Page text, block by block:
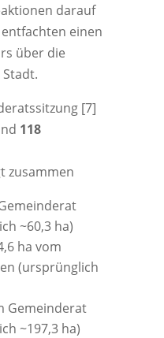
darauf
einen
über die
[7]
118
zusammen
~60,3 ha)
ha vom
(ursprünglich
Gemeinderat
~197,3 ha)